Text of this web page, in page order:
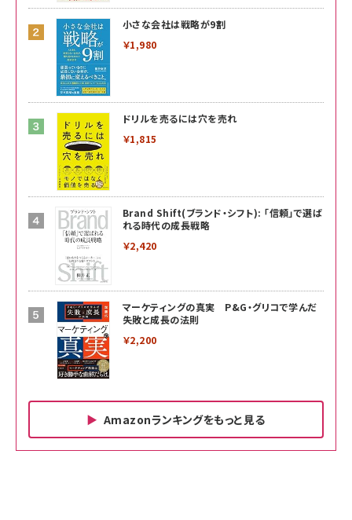
小さな会社は戦略が9割
￥1,980
ドリルを売るには穴を売れ
￥1,815
Brand Shift(ブランド・シフト): 「信頼」で選ば
れる時代の成長戦略
￥2,420
マーケティングの真実 P&G・グリコで学んだ
失敗と成長の法則
￥2,200
Amazonランキングをもっと見る